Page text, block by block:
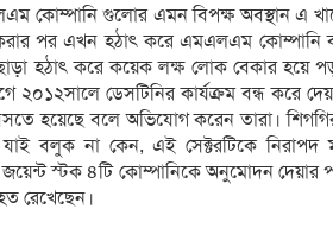
কোম্পানি গুলোর এমন বিপক্ষ অবস্থান এ
পর এখন হঠাৎ করে এমএলএম কোম্পানি
হঠাৎ করে কয়েক লক্ষ লোক বেকার হয়ে
ডেসটিনির কার্যক্রম বন্ধ করে
হয়েছে বলে অভিযোগ করেন তারা।
বলুক না কেন, এই সেক্টরটিকে নিরাপদ
জয়েন্ট স্টক ৪টি কোম্পানিকে অনুমোদন
রেখেছেন।